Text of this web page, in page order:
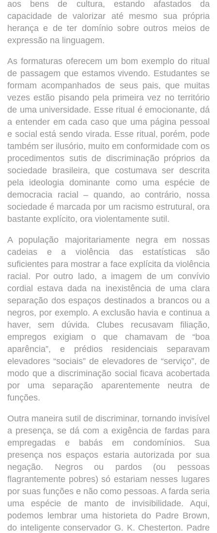
aos bens de cultura, estando afastados da
capacidade de valorizar até mesmo sua própria
herança e de ter domínio sobre outros meios de
expressão na linguagem.
As formaturas oferecem um bom exemplo do ritual
de passagem que estamos vivendo. Estudantes se
formam acompanhados de seus pais, que muitas
vezes estão pisando pela primeira vez no território
de uma universidade. Esse ritual é emocionante, dá
a entender em cada caso que uma página pessoal
e social está sendo virada. Esse ritual, porém, pode
também ser ilusório, muito em conformidade com os
procedimentos sutis de discriminação próprios da
sociedade brasileira, que costumava ser descrita
pela ideologia dominante como uma espécie de
democracia racial – quando, ao contrário, nossa
sociedade é marcada por um racismo estrutural, ora
bastante explícito, ora violentamente sutil.
A população majoritariamente negra em nossas
cadeias e a violência das estatísticas são
suficientes para mostrar a face explícita da violência
racial. Por outro lado, a imagem de um convívio
cordial estava dada na inexistência de uma clara
separação dos espaços destinados a brancos ou a
negros, por exemplo. A exclusão havia e continua a
haver, sem dúvida. Clubes recusavam filiação,
empregos exigiam o que chamavam de “boa
aparência”, e prédios residenciais separavam
elevadores “sociais” de elevadores de “serviço”, de
modo que a discriminação social ficava acobertada
por uma separação aparentemente neutra de
funções.
Outra maneira sutil de discriminar, tornando invisível
a presença, se dá com a exigência de fardas para
empregadas e babás em condomínios. Sua
presença nos espaços estaria autorizada por sua
negação. Negros ou pardos (ou pessoas
flagrantemente pobres) só estariam nesses lugares
por suas funções e não como pessoas. A farda seria
uma espécie de manto de invisibilidade. Aqui,
podemos lembrar uma historieta do Padre Brown,
do inteligente conservador G. K. Chesterton. Padre